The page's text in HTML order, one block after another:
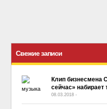
Свежие записи
Клип бизнесмена
сейчас» набирает
08.03.2018 -